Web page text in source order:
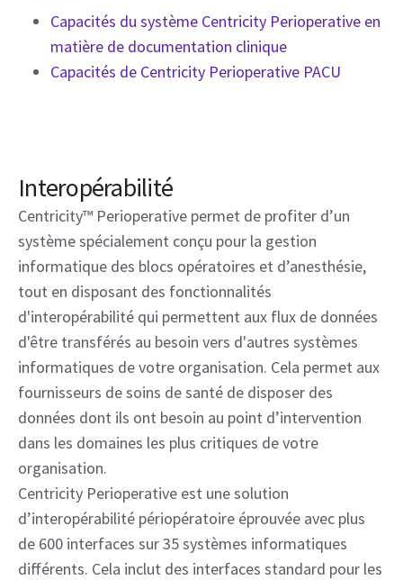
Capacités du système Centricity Perioperative en
matière de documentation clinique
Capacités de Centricity Perioperative PACU
Interopérabilité
Centricity™ Perioperative permet de profiter d’un
système spécialement conçu pour la gestion
informatique des blocs opératoires et d’anesthésie,
tout en disposant des fonctionnalités
d'interopérabilité qui permettent aux flux de données
d'être transférés au besoin vers d'autres systèmes
informatiques de votre organisation. Cela permet aux
fournisseurs de soins de santé de disposer des
données dont ils ont besoin au point d’intervention
dans les domaines les plus critiques de votre
organisation.
Centricity Perioperative est une solution
d’interopérabilité périopératoire éprouvée avec plus
de 600 interfaces sur 35 systèmes informatiques
différents. Cela inclut des interfaces standard pour les